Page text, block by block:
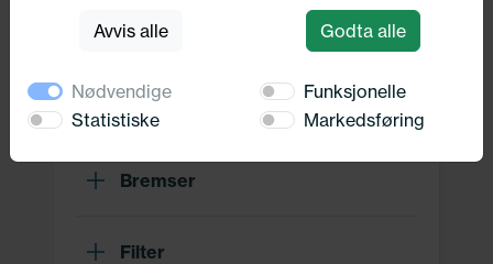
Karosseri, tilbehør og diverse
Hjuloppheng og Hjullager
Bremser
Filter
Avvis alle Godta alle
Nødvendige
Funksjonelle
Statistiske
Markedsføring